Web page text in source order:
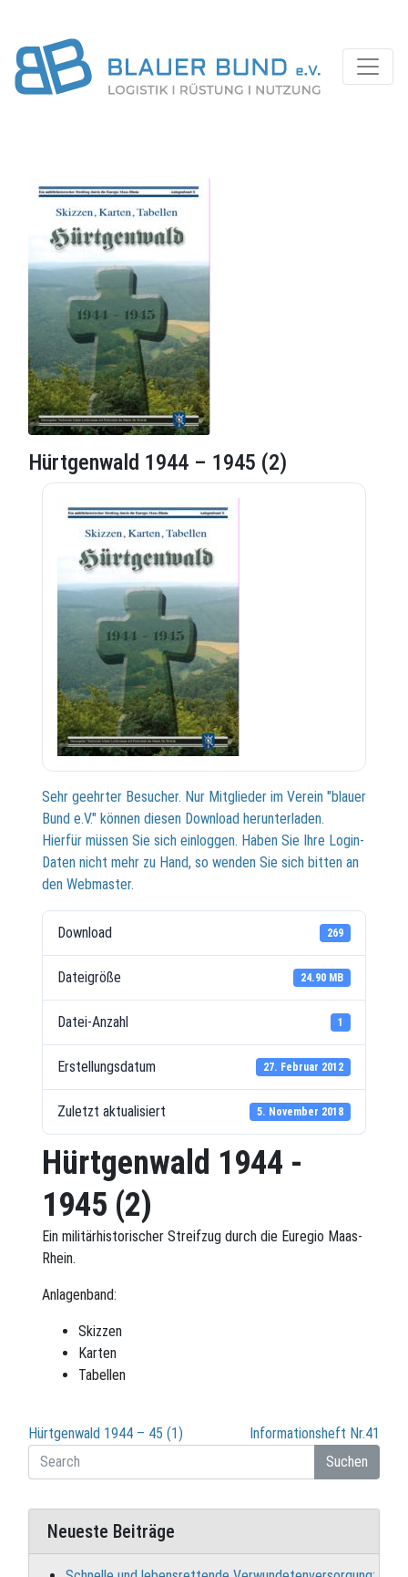
Hürtgenwald 1944 – 1945 (2)
Sehr geehrter Besucher. Nur Mitglieder im Verein "blauer
Bund e.V." können diesen Download herunterladen.
Hierfür müssen Sie sich einloggen. Haben Sie Ihre Login-
Daten nicht mehr zu Hand, so wenden Sie sich bitten an
den Webmaster.
Download 269
Dateigröße 24.90 MB
Datei-Anzahl 1
Erstellungsdatum 27. Februar 2012
Zuletzt aktualisiert 5. November 2018
Hürtgenwald 1944 -
1945 (2)
Ein militärhistorischer Streifzug durch die Euregio Maas-
Rhein.
Anlagenband:
Skizzen
Karten
Tabellen
Beitragsnavigation
Hürtgenwald 1944 – 45 (1)
Informationsheft Nr.41
Suchen
Neueste Beiträge